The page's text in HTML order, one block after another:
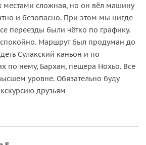
местами сложная, но он вёл машину
и безопасно. При этом мы нигде
переезды были чётко по графику.
Маршрут был продуман до
Сулакский каньон и по
по нему, Бархан, пещера Нохьо. Все
уровне. Обязательно буду
друзьям